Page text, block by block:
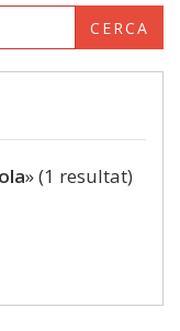
CERCA
» (1 resultat)